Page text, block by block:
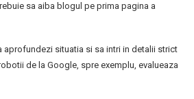
sa aiba blogul pe prima pagina a
aprofundezi situatia si sa intri in detalii strict
de la Google, spre exemplu, evalueaza